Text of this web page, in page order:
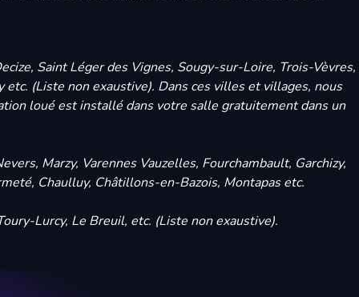
Saint Léger des Vignes, Sougy-sur-Loire, Trois-Vèvres,
(Liste non exaustive). Dans ces villes et villages, nous
loué est installé dans votre salle gratuitement dans un
Marzy, Varennes Vauzelles, Fourchambault, Garchizy,
Chaulluy, Châtillons-en-Bazois, Montapas etc.
Lurcy, Le Breuil, etc. (Liste non exaustive).